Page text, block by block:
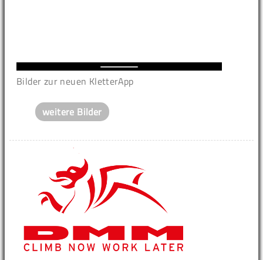
Bilder zur neuen KletterApp
weitere Bilder